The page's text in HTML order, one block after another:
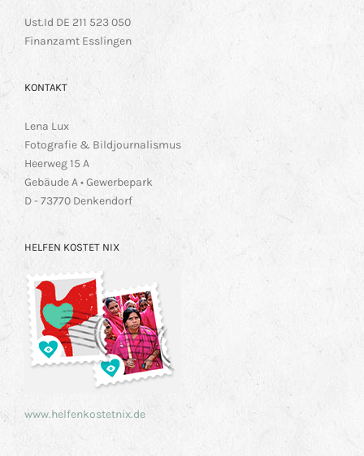
Ust.Id DE 211 523 050
Finanzamt Esslingen
KONTAKT
Lena Lux
Fotografie & Bildjournalismus
Heerweg 15 A
Gebäude A • Gewerbepark
D - 73770 Denkendorf
HELFEN KOSTET NIX
www.helfenkostetnix.de